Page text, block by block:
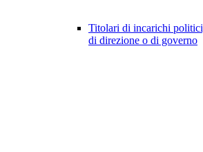
Titolari di incarichi
di direzione o di governo